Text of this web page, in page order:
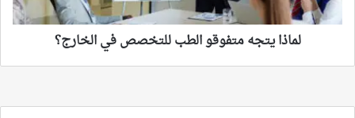
لماذا يتجه متفوقو الطب للتخصص في الخارج؟